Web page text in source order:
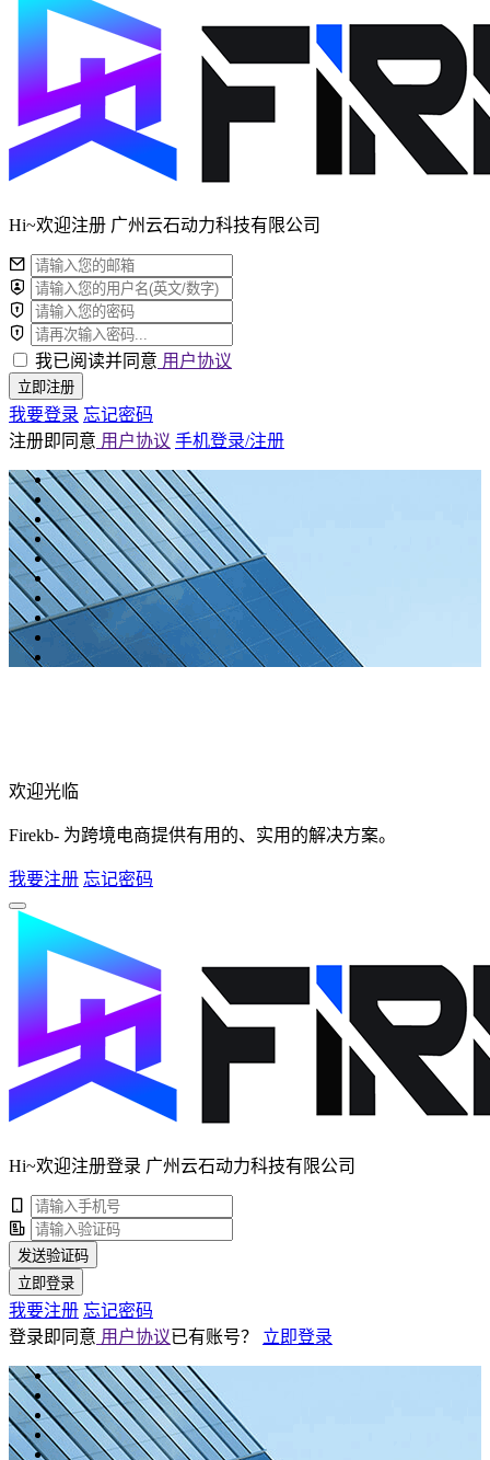
Hi~欢迎注册 广州云石动力科技有限公司
我已阅读并同意 用户协议
立即注册
我要登录 忘记密码
注册即同意 用户协议 手机登录/注册
欢迎光临
Firekb- 为跨境电商提供有用的、实用的解决方案。
我要注册 忘记密码
Hi~欢迎注册登录 广州云石动力科技有限公司
发送验证码
立即登录
我要注册 忘记密码
登录即同意 用户协议已有账号？ 立即登录